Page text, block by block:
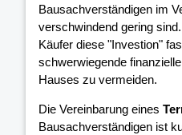
Bausachverständigen im
verschwindend gering
Käufer diese "Investion"
schwerwiegende
Hauses zu vermeiden.
Die Vereinbarung eines
Bausachverständigen ist